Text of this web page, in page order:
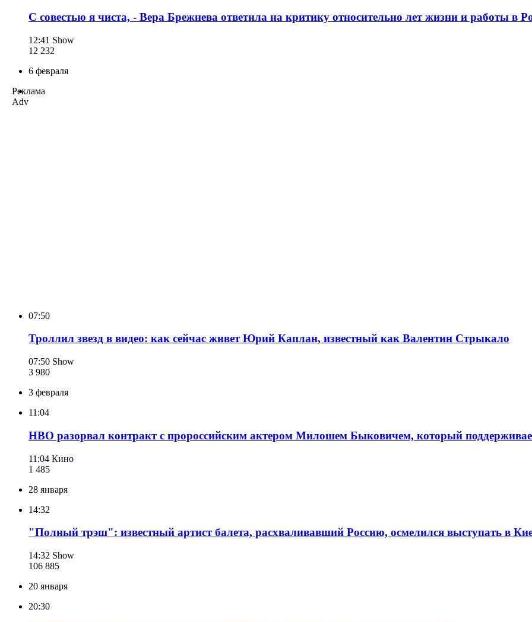
С совестью я чиста, - Вера Брежнева ответила на критику относительно лет жизни и работы в
12:41 Show
12 232
6 февраля
Реклама
Adv
07:50
Троллил звезд в видео: как сейчас живет Юрий Каплан, известный как Валентин Стрыкало
07:50 Show
3 980
3 февраля
11:04
HBO разорвал контракт с пророссийским актером Милошем Быковичем, который
11:04 Кино
1 485
28 января
14:32
"Полный трэш": известный артист балета, расхваливавший Россию, осмелился выступать в
14:32 Show
106 885
20 января
20:30